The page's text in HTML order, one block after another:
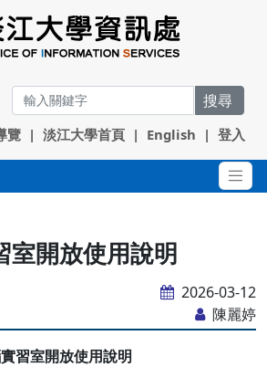
搜尋
覽 | 淡江大學首頁 | English | 登入
室開放使用說明
2026-03-12
陳麗婷
開放使用說明